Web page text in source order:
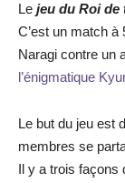
Le jeu du Roi de
C’est un match à
Naragi contre un
l’énigmatique
Le but du jeu est
membres se
Il y a trois façons